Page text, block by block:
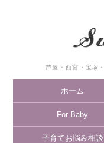
芦屋・西宮・宝塚
ホーム
For Baby
子育てお悩み相談